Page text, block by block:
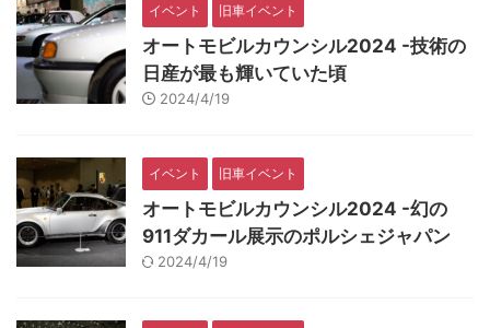
イベント 旧車イベント
オートモビルカウンシル2024 -技術の
日産が最も輝いていた頃
2024/4/19
イベント 旧車イベント
オートモビルカウンシル2024 -幻の
911ダカール展示のポルシェジャパン
2024/4/19